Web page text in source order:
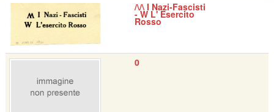
/\/\ I Nazi-Fascisti
- W L' Esercito
Rosso
0